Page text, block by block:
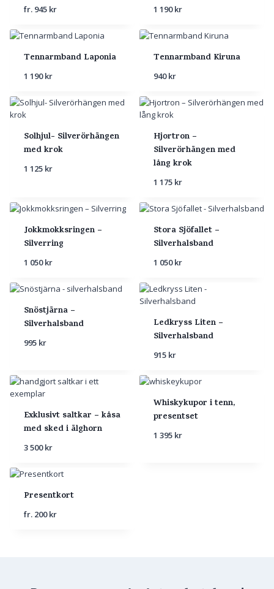
fr. 945 kr 1 190kr
Tennarmband Laponia
1 190kr
Tennarmband Kiruna
940kr
Solhjul- Silverörhängen
med krok
1 125 kr
Hjortron –
Silverörhängen med
lång krok
1 175 kr
Jokkmokksringen –
Silverring
1 050kr
Stora Sjöfallet –
Silverhalsband
1 050kr
Snöstjärna –
Silverhalsband
995 kr
Ledkryss Liten –
Silverhalsband
915 kr
Exklusivt saltkar – kåsa
med sked i älghorn
3 500kr
Whiskykupor i tenn,
presentset
1 395 kr
Presentkort
fr. 200kr